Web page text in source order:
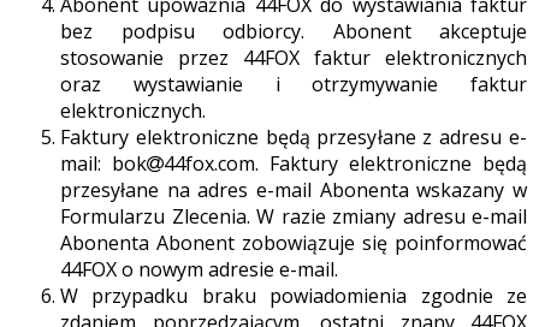
bez podpisu odbiorcy. Abonent akceptuje
stosowanie przez 44FOX faktur elektronicznych
oraz wystawianie i otrzymywanie faktur
elektronicznych.
Faktury elektroniczne będą przesyłane z adresu e-
mail: bok
44fox.com. Faktury elektroniczne będą
przesyłane na adres e-mail Abonenta wskazany w
Formularzu Zlecenia. W razie zmiany adresu e-mail
Abonenta Abonent zobowiązuje się poinformować
44FOX o nowym adresie e-mail.
W przypadku braku powiadomienia zgodnie ze